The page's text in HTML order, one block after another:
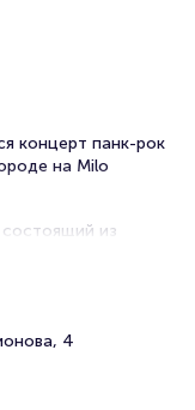
концерт панк-рок
на Milo
из
гитариста
Александра
4